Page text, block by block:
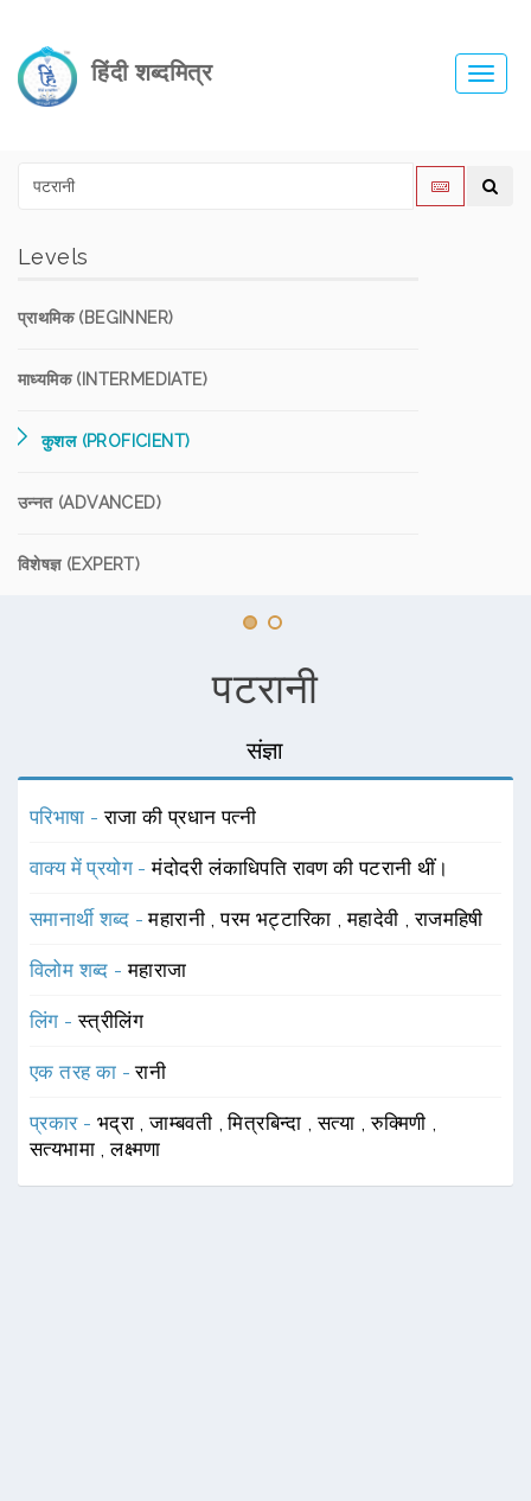
हिंदी शब्दमित्र
Levels
प्राथमिक (BEGINNER)
माध्यमिक (INTERMEDIATE)
कुशल (PROFICIENT)
उन्नत (ADVANCED)
विशेषज्ञ (EXPERT)
पटरानी
संज्ञा
परिभाषा -राजा की प्रधान पत्नी
वाक्य में प्रयोग -मंदोदरी लंकाधिपति रावण की पटरानी थीं।
समानार्थी शब्द -महारानी ,परम भट्टारिका ,महादेवी ,राजमहिषी
विलोम शब्द -महाराजा
लिंग -स्त्रीलिंग
एक तरह का -रानी
प्रकार - भद्रा ,जाम्बवती ,मित्रबिन्दा ,सत्या ,रुक्मिणी ,
सत्यभामा ,लक्ष्मणा